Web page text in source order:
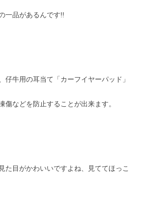
一品があるんです!!
仔牛用の耳当て「カーフイヤーパッド」
傷などを防止することが出来ます。
た目がかわいいですよね、見ててほっこ